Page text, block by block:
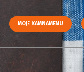
MOJE KAMNAMENU